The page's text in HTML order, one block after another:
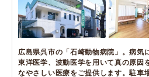
広島県呉市の「石崎動物病院」。病気
東洋医学、波動医学を用いて真の原因
なやさしい医療をご提供します。駐車